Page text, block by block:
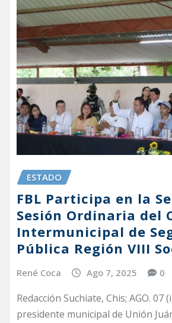
ESTADO
FBL Participa en la
Sesión Ordinaria del
Intermunicipal de
Pública Región VIII
René Coca Ago 7, 2025 0
Redacción Suchiate, Chis; AGO. 07
presidente municipal de Unión